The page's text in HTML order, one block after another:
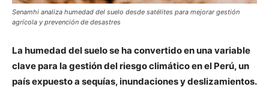
Senamhi analiza humedad del suelo desde satélites para mejorar gestión
agrícola y prevención de desastres
La humedad del suelo se ha convertido en una variable
clave para la gestión del riesgo climático en el Perú, un
país expuesto a sequías, inundaciones y deslizamientos.